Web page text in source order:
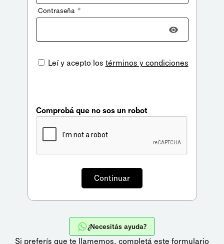
+598
Contraseña *
Leí y acepto los términos y condiciones
Comprobá que no sos un robot
¿Necesitás ayuda?
Si preferís que te llamemos, completá este formulario